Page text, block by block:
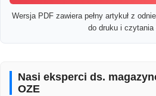
Wersja PDF zawiera pełny artykuł z
do druku i czytania
Nasi eksperci ds.
OZE